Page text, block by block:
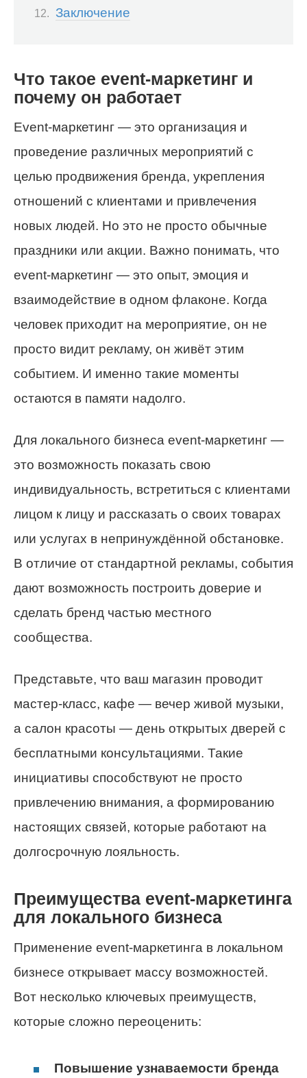
Заключение
Что такое event-маркетинг и
почему он работает
Event-маркетинг — это организация и
проведение различных мероприятий с
целью продвижения бренда, укрепления
отношений с клиентами и привлечения
новых людей. Но это не просто обычные
праздники или акции. Важно понимать, что
event-маркетинг — это опыт, эмоция и
взаимодействие в одном флаконе. Когда
человек приходит на мероприятие, он не
просто видит рекламу, он живёт этим
событием. И именно такие моменты
остаются в памяти надолго.
Для локального бизнеса event-маркетинг —
это возможность показать свою
индивидуальность, встретиться с клиентами
лицом к лицу и рассказать о своих товарах
или услугах в непринуждённой обстановке.
В отличие от стандартной рекламы, события
дают возможность построить доверие и
сделать бренд частью местного
сообщества.
Представьте, что ваш магазин проводит
мастер-класс, кафе — вечер живой музыки,
а салон красоты — день открытых дверей с
бесплатными консультациями. Такие
инициативы способствуют не просто
привлечению внимания, а формированию
настоящих связей, которые работают на
долгосрочную лояльность.
Преимущества event-маркетинга
для локального бизнеса
Применение event-маркетинга в локальном
бизнесе открывает массу возможностей.
Вот несколько ключевых преимуществ,
которые сложно переоценить:
Повышение узнаваемости бренда